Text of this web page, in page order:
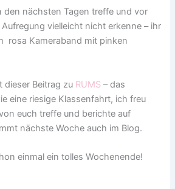
den nächsten Tagen treffe und vor
vielleicht nicht erkenne – ihr
rosa Kameraband mit pinken
dieser Beitrag zu RUMS – das
eine riesige Klassenfahrt, ich freu
euch treffe und berichte auf
nächste Woche auch im Blog.
einmal ein tolles Wochenende!